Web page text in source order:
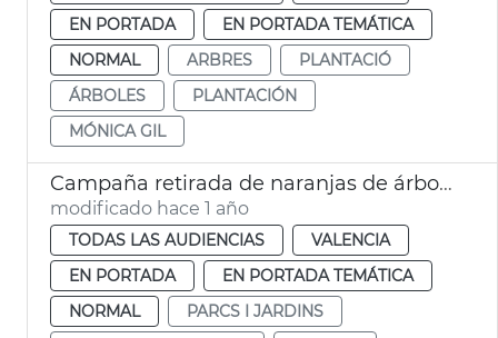
EN PORTADA
EN PORTADA TEMÁTICA
NORMAL
ARBRES
PLANTACIÓ
ÁRBOLES
PLANTACIÓN
MÓNICA GIL
Campaña retirada de naranjas de árboles ornamentales
modificado hace 1 año
TODAS LAS AUDIENCIAS
VALENCIA
EN PORTADA
EN PORTADA TEMÁTICA
NORMAL
PARCS I JARDINS